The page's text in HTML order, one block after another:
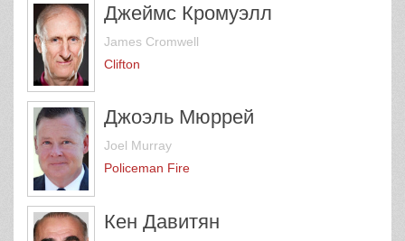
Джеймс Кромуэлл
James Cromwell
Clifton
Джоэль Мюррей
Joel Murray
Policeman Fire
Кен Давитян